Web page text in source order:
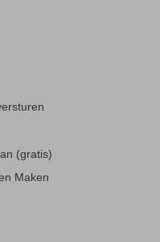
(gratis)
Maken